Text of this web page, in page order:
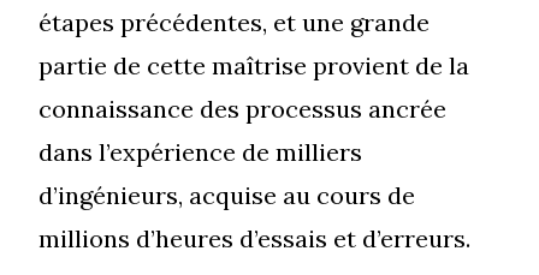
étapes précédentes, et une grande
partie de cette maîtrise provient de la
connaissance des processus ancrée
dans l’expérience de milliers
d’ingénieurs, acquise au cours de
millions d’heures d’essais et d’erreurs.